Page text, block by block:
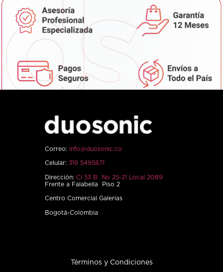
Correo: info@duosonic.co
Celular: 319 5495871
Dirección: Cl 53 B No 25-21 Local 2089
Frente a Falabella Piso 2
Centro Comercial Galerías
Bogotá-Colombia
Términos y Condiciones